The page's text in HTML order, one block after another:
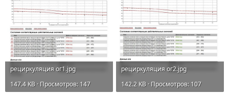
рециркуляция ог1.jpg
147.4 KB · Просмотров: 147
рециркуляция ог2.jpg
142.2 KB · Просмотров: 107